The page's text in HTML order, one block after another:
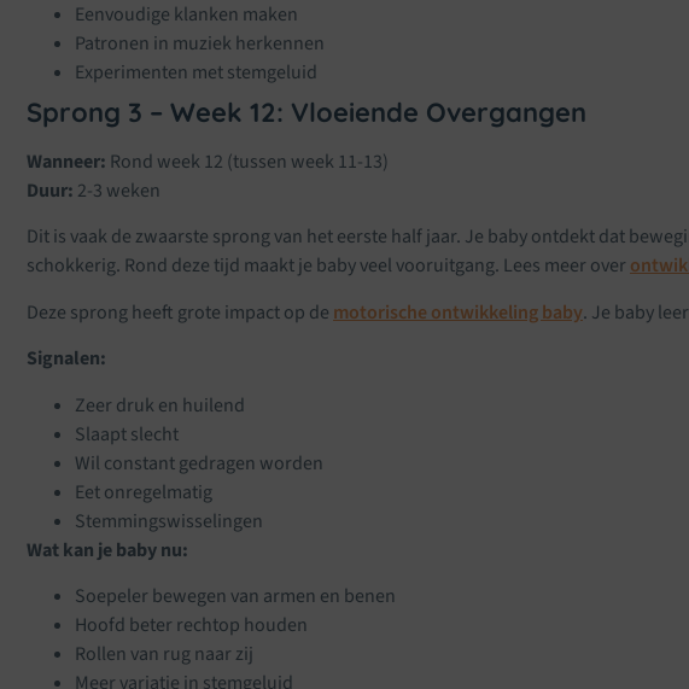
Eenvoudige klanken maken
Patronen in muziek herkennen
Experimenten met stemgeluid
Sprong 3 – Week 12: Vloeiende Overgangen
Wanneer: Rond week 12 (tussen week 11-13)
Duur: 2-3 weken
Dit is vaak de zwaarste sprong van het eerste half jaar. Je baby ontdekt dat
schokkerig. Rond deze tijd maakt je baby veel vooruitgang. Lees meer over
Deze sprong heeft grote impact op de motorische ontwikkeling baby. Je baby
Signalen:
Zeer druk en huilend
Slaapt slecht
Wil constant gedragen worden
Eet onregelmatig
Stemmingswisselingen
Wat kan je baby nu:
Soepeler bewegen van armen en benen
Hoofd beter rechtop houden
Rollen van rug naar zij
Meer variatie in stemgeluid